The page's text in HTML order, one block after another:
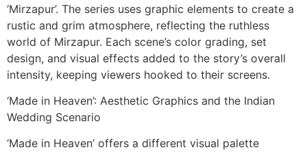
‘Mirzapur’. The series uses graphic elements to create a
rustic and grim atmosphere, reflecting the ruthless
world of Mirzapur. Each scene’s color grading, set
design, and visual effects added to the story’s overall
intensity, keeping viewers hooked to their screens.
‘Made in Heaven’: Aesthetic Graphics and the Indian
Wedding Scenario
‘Made in Heaven’ offers a different visual palette